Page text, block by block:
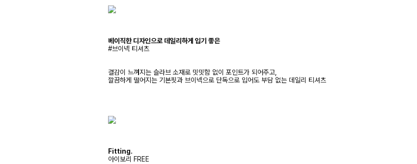
베이직한 디자인으로 데일리하게 입기 좋은
#브이넥 티셔츠
결감이 느껴지는 슬라브 소재로 밋밋함 없이 포인트가 되어주고,
깔끔하게 떨어지는 기본핏과 브이넥으로 단독으로 입어도 부담 없는 데일리 티셔츠
Fitting.
아이보리 FREE